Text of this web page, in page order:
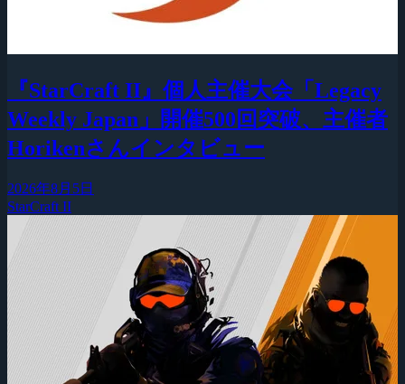
『StarCraft II』個人主催大会「Legacy
Weekly Japan」開催500回突破、主催者
Horikenさんインタビュー
2026年8月5日
StarCraft II